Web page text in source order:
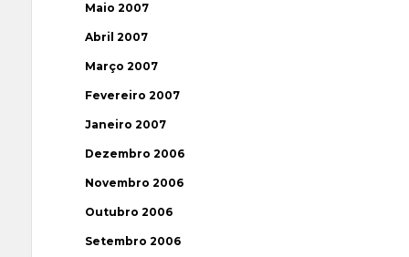
Maio 2007
Abril 2007
Março 2007
Fevereiro 2007
Janeiro 2007
Dezembro 2006
Novembro 2006
Outubro 2006
Setembro 2006